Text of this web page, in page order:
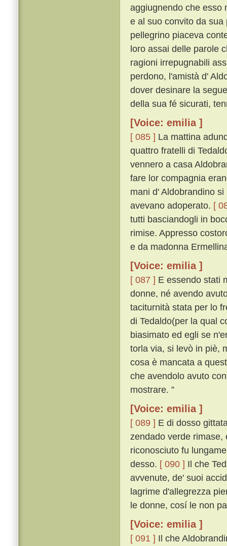
aggiugnendo che esso
e al suo convito da
pellegrino piaceva
loro assai delle parole
ragioni irrepugnabili
perdono, l'amistà d'
dover desinare la
della sua fé sicurati,
[Voice: emilia ]
[ 085 ] La mattina
quattro fratelli di
vennero a casa
fare lor compagnia
mani d' Aldobrandino
avevano adoperato. [
tutti basciandogli in
rimise. Appresso
e da madonna
[Voice: emilia ]
[ 087 ] E essendo stati
donne, né avendo
taciturnità stata per lo
di Tedaldo(per la qual
biasimato ed egli se
torla via, si levò in piè,
cosa è mancata a
che avendolo avuto
mostrare. ”
[Voice: emilia ]
[ 089 ] E di dosso
zendado verde
riconosciuto fu
desso. [ 090 ] Il che
avvenute, de' suoi
lagrime d'allegrezza
le donne, cosí le non
[Voice: emilia ]
[ 091 ] Il che